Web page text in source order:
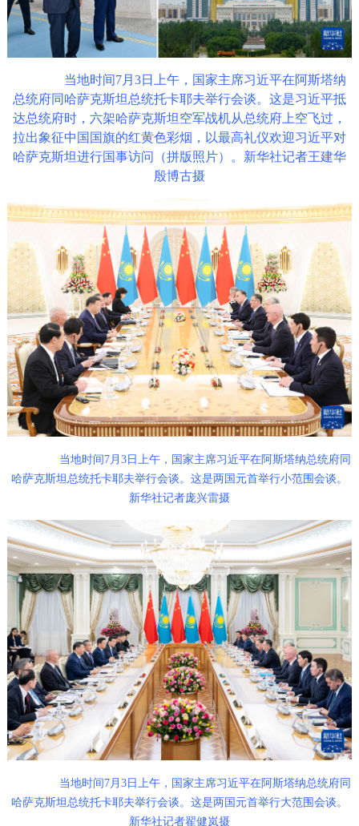
当地时间7月3日上午，国家主席习近平在阿斯塔纳
总统府同哈萨克斯坦总统托卡耶夫举行会谈。这是习近平抵
达总统府时，六架哈萨克斯坦空军战机从总统府上空飞过，
拉出象征中国国旗的红黄色彩烟，以最高礼仪欢迎习近平对
哈萨克斯坦进行国事访问（拼版照片）。 新华社记者王建华
殷博古摄
当地时间7月3日上午，国家主席习近平在阿斯塔纳总统府同
哈萨克斯坦总统托卡耶夫举行会谈。这是两国元首举行小范围会谈。
新华社记者庞兴雷摄
当地时间7月3日上午，国家主席习近平在阿斯塔纳总统府同
哈萨克斯坦总统托卡耶夫举行会谈。这是两国元首举行大范围会谈。
新华社记者翟健岚摄